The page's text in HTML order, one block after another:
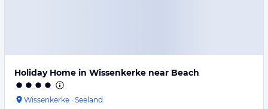
Holiday Home in Wissenkerke near Beach
Wissenkerke · Seeland